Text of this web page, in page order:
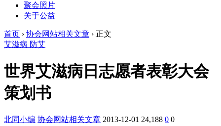
聚会照片
关于公益
首页 › 协会网站相关文章 › 正文
艾滋病 防艾
世界艾滋病日志愿者表彰大会
策划书
北同小编 协会网站相关文章 2013-12-01 24,188 0 0